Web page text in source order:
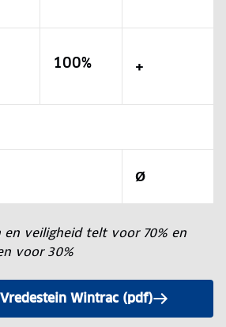
100% +
Ø
en veiligheid telt voor 70% en
voor 30%
Wintrac (pdf)